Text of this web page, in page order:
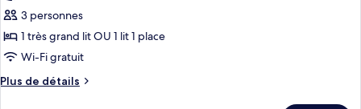
Studio
photos
pour
ce
type
de
3 personnes
1 très grand lit OU 1 lit 1 place
Wi-Fi gratuit
Plus de détails
Plus